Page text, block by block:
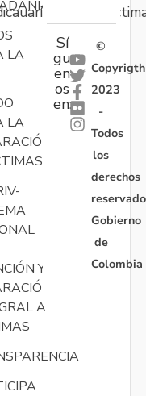
LA
LA
Y
A
Sí
gu
en
os
en:
©
Copyrigth
2023
-
Todos
los
derechos
Gobierno
de
Colombia